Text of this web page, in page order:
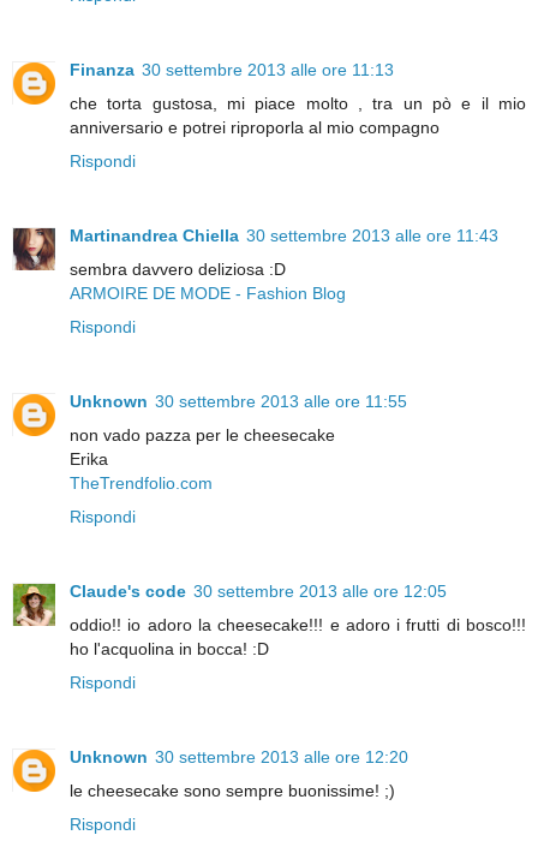
Finanza 30 settembre 2013 alle ore 11:13
che torta gustosa, mi piace molto , tra un pò e il mio
anniversario e potrei riproporla al mio compagno
Rispondi
Martinandrea Chiella 30 settembre 2013 alle ore 11:43
sembra davvero deliziosa :D
ARMOIRE DE MODE - Fashion Blog
Rispondi
Unknown 30 settembre 2013 alle ore 11:55
non vado pazza per le cheesecake
Erika
TheTrendfolio.com
Rispondi
Claude's code 30 settembre 2013 alle ore 12:05
oddio!! io adoro la cheesecake!!! e adoro i frutti di bosco!!!
ho l'acquolina in bocca! :D
Rispondi
Unknown 30 settembre 2013 alle ore 12:20
le cheesecake sono sempre buonissime! ;)
Rispondi